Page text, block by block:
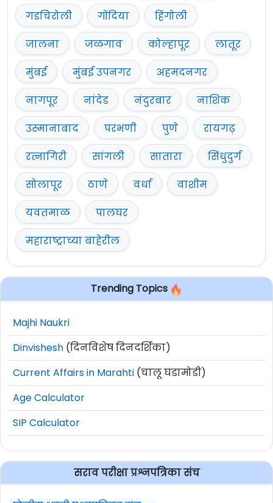
गडचिरोली
गोंदिया
हिंगोली
जालना
जळगाव कोल्हापूर
लातूर
मुंबई
मुंबई उपनगर
अहमदनगर
नागपूर
नांदेड नंदुरबार
नाशिक
उस्मानाबाद
परभणी पुणे
रायगढ़
रत्नागिरी
सांगली सातारा
सिंधुदुर्ग
सोलापूर
ठाणे वर्धा
वाशीम
यवतमाळ
पालघर
महाराष्ट्राच्या बाहेरील
Trending Topics
Majhi Naukri
Dinvishesh (दिनविशेष दिनदर्शिका)
Current Affairs in Marahti (चालू घडामोडी)
Age Calculator
SIP Calculator
सराव परीक्षा प्रश्नपत्रिका संच